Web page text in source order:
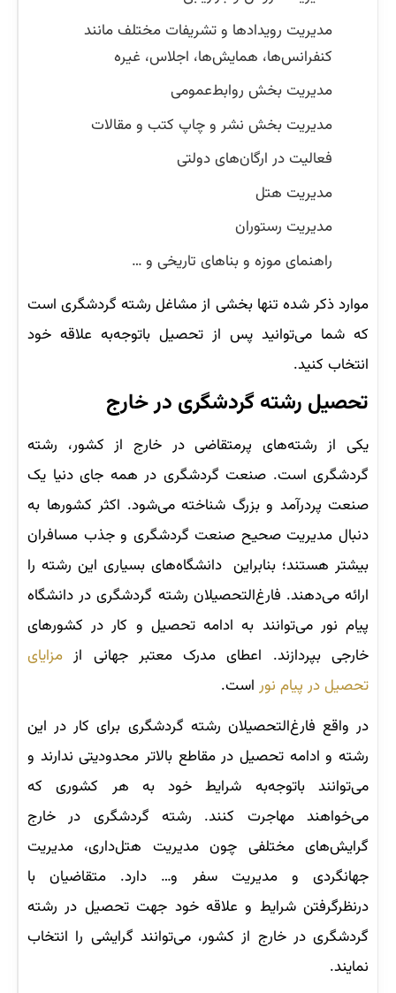
مدیریت رویدادها و تشریفات مختلف مانند
کنفرانس‌ها، همایش‌ها، اجلاس، غیره
مدیریت بخش روابط‌عمومی
مدیریت بخش نشر و چاپ کتب و مقالات
فعالیت در ارگان‌های دولتی
مدیریت هتل
مدیریت رستوران
راهنمای موزه و بناهای تاریخی و …
موارد ذکر شده تنها بخشی از مشاغل رشته گردشگری است
که شما می‌توانید پس از تحصیل باتوجه‌به علاقه خود
انتخاب کنید.
تحصیل رشته گردشگری در خارج
یکی از رشته‌های پرمتقاضی در خارج از کشور، رشته
گردشگری است. صنعت گردشگری در همه جای دنیا یک
صنعت پردرآمد و بزرگ شناخته می‌شود. اکثر کشورها به
دنبال مدیریت صحیح صنعت گردشگری و جذب مسافران
بیشتر هستند؛ بنابراین دانشگاه‌های بسیاری این رشته را
ارائه می‌دهند. فارغ‌التحصیلان رشته گردشگری در دانشگاه
پیام نور می‌توانند به ادامه تحصیل و کار در کشورهای
خارجی بپردازند. اعطای مدرک معتبر جهانی از مزایای
تحصیل در پیام نور است.
در واقع فارغ‌التحصیلان رشته گردشگری برای کار در این
رشته و ادامه تحصیل در مقاطع بالاتر محدودیتی ندارند و
می‌توانند باتوجه‌به شرایط خود به هر کشوری که
می‌خواهند مهاجرت کنند. رشته گردشگری در خارج
گرایش‌های مختلفی چون مدیریت هتل‌داری، مدیریت
جهانگردی و مدیریت سفر و… دارد. متقاضیان با
درنظرگرفتن شرایط و علاقه خود جهت تحصیل در رشته
گردشگری در خارج از کشور، می‌توانند گرایشی را انتخاب
نمایند.